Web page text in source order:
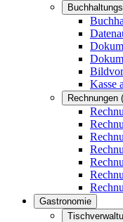
Kasse
Rechnungen
Gastronomie